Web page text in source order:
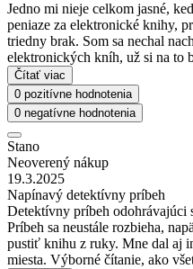
Jedno mi nieje celkom jasné,
peniaze za elektronické knihy,
triedny brak. Som sa nechal
elektronických kníh, už si na to
Čítať viac
0 pozitívne hodnotenia
0 negatívne hodnotenia
Stano
Neoverený nákup
19.3.2025
Napínavý detektívny príbeh
Detektívny príbeh odohrávajúci
Príbeh sa neustále rozbieha,
pustiť knihu z ruky. Mne dal aj
miesta. Výborné čítanie, ako